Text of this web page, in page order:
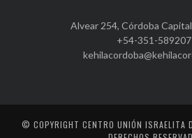
Alvear 254, Córdoba
+54-351-
© COPYRIGHT CENTRO UNIÓN ISRAELITA